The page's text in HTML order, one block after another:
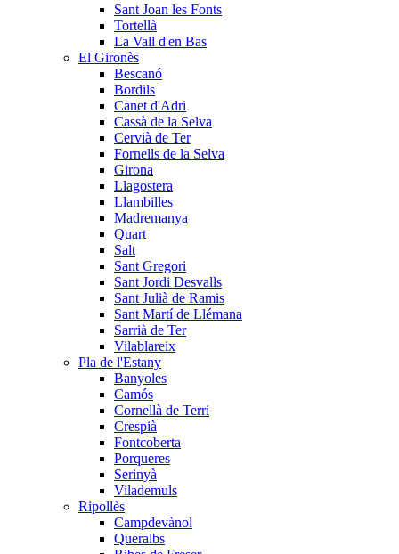
Sant Joan les Fonts
Tortellà
La Vall d'en Bas
El Gironès
Bescanó
Bordils
Canet d'Adri
Cassà de la Selva
Cervià de Ter
Fornells de la Selva
Girona
Llagostera
Llambilles
Madremanya
Quart
Salt
Sant Gregori
Sant Jordi Desvalls
Sant Julià de Ramis
Sant Martí de Llémana
Sarrià de Ter
Vilablareix
Pla de l'Estany
Banyoles
Camós
Cornellà de Terri
Crespià
Fontcoberta
Porqueres
Serinyà
Vilademuls
Ripollès
Campdevànol
Queralbs